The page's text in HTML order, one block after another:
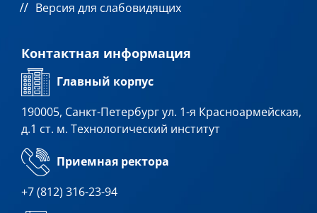
Версия для слабовидящих
Контактная информация
Главный корпус
190005, Санкт-Петербург ул. 1-я Красноармейская,
д.1 ст. м. Технологический институт
Приемная ректора
+7 (812) 316-23-94